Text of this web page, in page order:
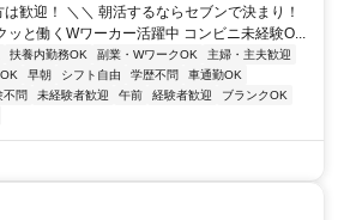
は歓迎！ ＼＼ 朝活するならセブンで決まり！
ッと働くWワーカー活躍中 コンビニ未経験O...
扶養内勤務OK 副業・WワークOK
主婦・主夫歓迎
早朝 シフト自由 学歴不問
車通勤OK
不問 未経験者歓迎 午前 経験者歓迎
ブランクOK